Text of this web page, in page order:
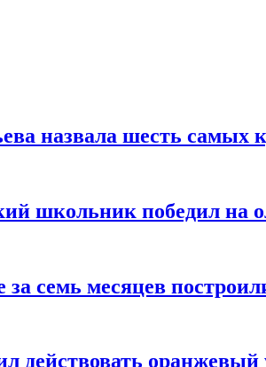
назвала шесть
школьник победил на
семь месяцев
действовать оранжевый